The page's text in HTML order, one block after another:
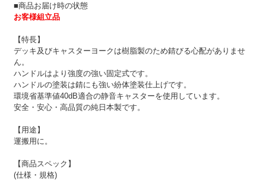
■商品お届け時の状態
お客様組立品
【特長】
デッキ及びキャスターヨークは樹脂製のため錆びる心配がありませ
ん。
ハンドルはより強度の強い固定式です。
ハンドルの塗装は錆にも強い紛体塗装仕上げです。
環境省基準値40dB適合の静音キャスターを使用しています。
安全・安心・高品質の純日本製です。
【用途】
運搬用に。
【商品スペック】
(仕様・規格)